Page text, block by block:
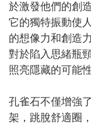
於激發他們的創
它的獨特振動使
的想像力和創造力
對於陷入思緒瓶
照亮隱藏的可能
孔雀石不僅增強
架，跳脫舒適圈